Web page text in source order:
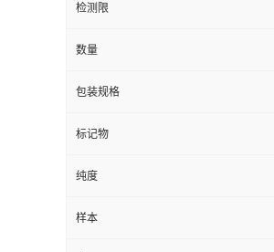
检测限
数量
包装规格
标记物
纯度
样本